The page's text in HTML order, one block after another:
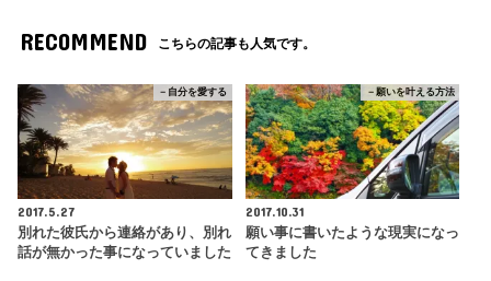
RECOMMEND こちらの記事も人気です。
－自分を愛する
2017.5.27
別れた彼氏から連絡があり、別れ
話が無かった事になっていました
－願いを叶える方法
2017.10.31
願い事に書いたような現実になっ
てきました